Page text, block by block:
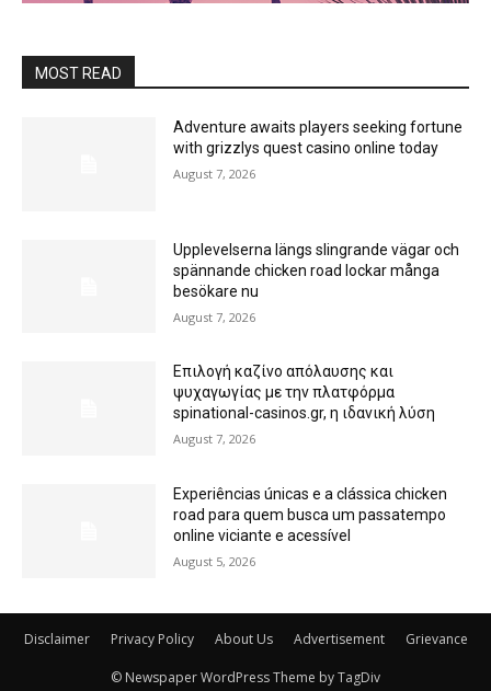
MOST READ
Adventure awaits players seeking fortune
with grizzlys quest casino online today
August 7, 2026
Upplevelserna längs slingrande vägar och
spännande chicken road lockar många
besökare nu
August 7, 2026
Επιλογή καζίνο απόλαυσης και
ψυχαγωγίας με την πλατφόρμα
spinational-casinos.gr, η ιδανική λύση
August 7, 2026
Experiências únicas e a clássica chicken
road para quem busca um passatempo
online viciante e acessível
August 5, 2026
Disclaimer Privacy Policy About Us Advertisement Grievance
© Newspaper WordPress Theme by TagDiv